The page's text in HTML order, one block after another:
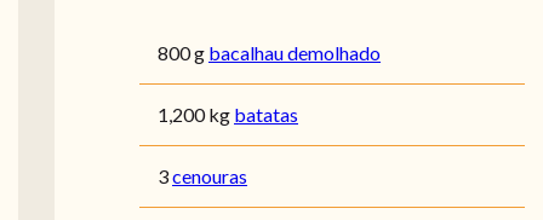
800 g bacalhau demolhado
1,200 kg batatas
3cenouras